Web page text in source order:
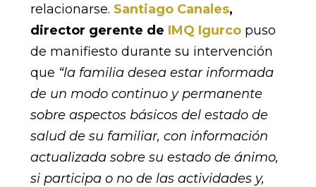
relacionarse. Santiago Canales,
director gerente de IMQ Igurco puso
de manifiesto durante su intervención
que “la familia desea estar informada
de un modo continuo y permanente
sobre aspectos básicos del estado de
salud de su familiar, con información
actualizada sobre su estado de ánimo,
si participa o no de las actividades y,